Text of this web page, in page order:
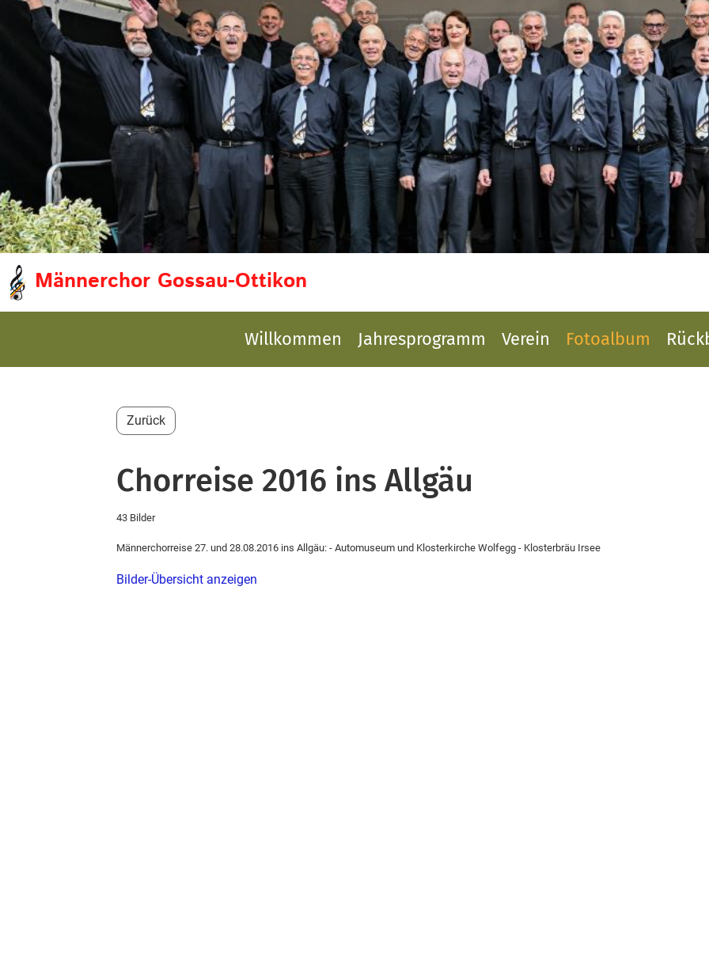
Männerchor Gossau-Ottikon
Willkommen Jahresprogramm Verein Fotoalbum
Zurück
Chorreise 2016 ins Allgäu
43 Bilder
Männerchorreise 27. und 28.08.2016 ins Allgäu: - Automuseum und Klosterkirche Wolfegg - Klosterbräu Irsee
Bilder-Übersicht anzeigen